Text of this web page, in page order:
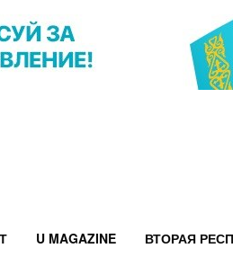
U MAGAZINE ВТОРАЯ